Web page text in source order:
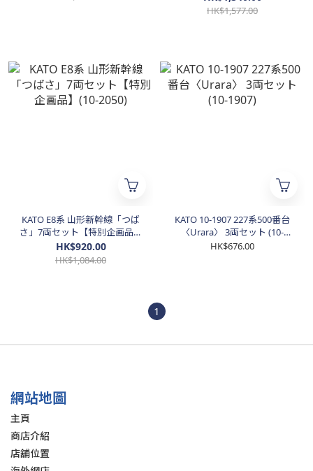
HK$1,577.00
KATO E8系 山形新幹線「つば
さ」7両セット【特別企画品】
(10-2050)
HK$920.00
HK$1,084.00
KATO 10-1907 227系500番台
〈Urara〉 3両セット (10-
1907)
HK$676.00
1
網站地圖
主頁
商店介紹
店舖位置